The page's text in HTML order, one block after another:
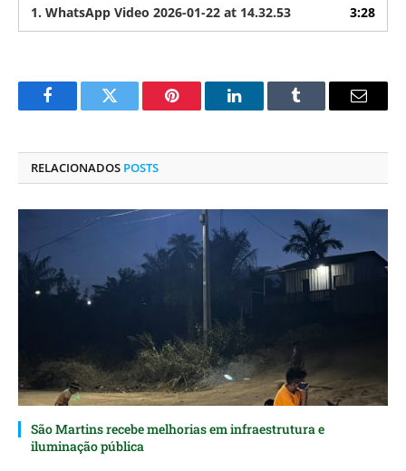
1. WhatsApp Video 2026-01-22 at 14.32.53 3:28
FacebookTwitter Pinterest O
Tumblr
E-
RELACIONADOS POSTS
São Martins recebe melhorias em infraestrutura e
iluminação pública